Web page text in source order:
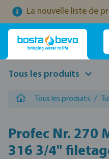
au contenu principal
Passer à la recherche
Passer à la navigation
La nouvelle liste de
Tous les produits
Tous les produits /
Profec Nr. 270
316 3/4"